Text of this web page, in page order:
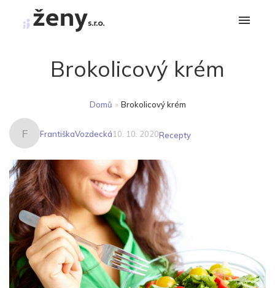
Brokolicový krém
Domů » Brokolicový krém
F FrantiškaVozdecká10. 10. 2020Recepty